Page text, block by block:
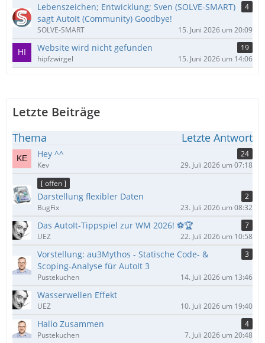
Lebenszeichen; Entwicklung; Sven (SOLVE-SMART)
sagt AutoIt (Community) Goodbye!
4
SOLVE-SMART 15. Juni 2026 um 20:09
Website wird nicht gefunden
19
hipfzwirgel
15. Juni 2026 um 14:06
Letzte Beiträge
Thema Letzte Antwort
Hey ^^
24
Kev
29. Juli 2026 um 07:18
[ offen ]
Darstellung flexibler Daten
2
BugFix
23. Juli 2026 um 08:32
Das AutoIt-Tippspiel zur WM 2026! ⚽🏆
7
UEZ
22. Juli 2026 um 10:58
Vorstellung: au3Mythos - Statische Code- &
Scoping-Analyse für AutoIt 3
3
Pustekuchen 14. Juli 2026 um 13:46
Wasserwellen Effekt
UEZ 10. Juli 2026 um 19:40
Hallo Zusammen
4
Pustekuchen
7. Juli 2026 um 20:48